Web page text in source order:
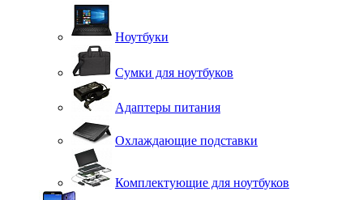
Ноутбуки
Сумки для ноутбуков
Адаптеры питания
Охлаждающие подставки
Комплектующие для ноутбуков